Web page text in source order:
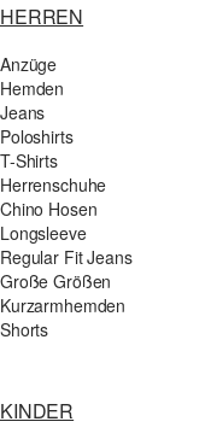
HERREN
Anzüge
Hemden
Jeans
Poloshirts
T-Shirts
Herrenschuhe
Chino Hosen
Longsleeve
Regular Fit Jeans
Große Größen
Kurzarmhemden
Shorts
KINDER